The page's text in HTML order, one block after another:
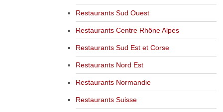
Restaurants Sud Ouest
Restaurants Centre Rhône Alpes
Restaurants Sud Est et Corse
Restaurants Nord Est
Restaurants Normandie
Restaurants Suisse